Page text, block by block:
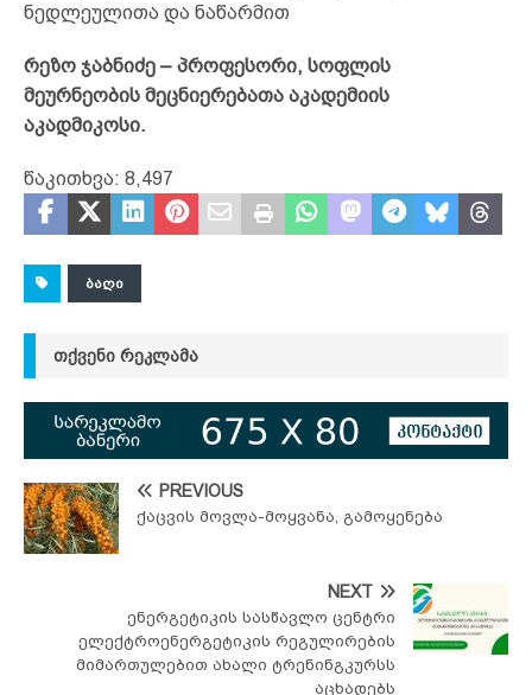
ნედლეულითა და ნაწარმით
რეზო ჯაბნიძე – პროფესორი, სოფლის
მეურნეობის მეცნიერებათა აკადემიის
აკადმიკოსი.
წაკითხვა: 8,497
ᲑᲐᲦᲘ
ᲗᲥᲕᲔᲜᲘ ᲠᲔᲙᲚᲐᲛᲐ
PREVIOUS
ქაცვის მოვლა-მოყვანა, გამოყენება
NEXT
ენერგეტიკის სასწავლო ცენტრი
ელექტროენერგეტიკის რეგულირების
მიმართულებით ახალი ტრენინგკურსს
აცხადებს